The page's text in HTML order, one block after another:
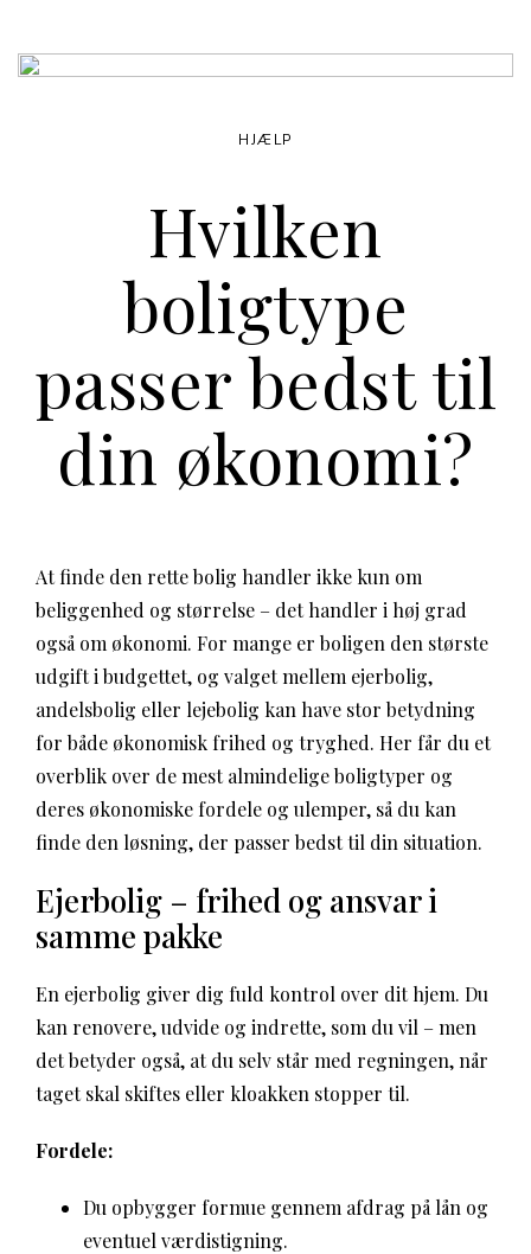
Hvilken
boligtype
passer bedst til
din økonomi?
HJÆLP
At finde den rette bolig handler ikke kun om
beliggenhed og størrelse – det handler i høj grad
også om økonomi. For mange er boligen den største
udgift i budgettet, og valget mellem ejerbolig,
andelsbolig eller lejebolig kan have stor betydning
for både økonomisk frihed og tryghed. Her får du et
overblik over de mest almindelige boligtyper og
deres økonomiske fordele og ulemper, så du kan
finde den løsning, der passer bedst til din situation.
Ejerbolig – frihed og ansvar i
samme pakke
En ejerbolig giver dig fuld kontrol over dit hjem. Du
kan renovere, udvide og indrette, som du vil – men
det betyder også, at du selv står med regningen, når
taget skal skiftes eller kloakken stopper til.
Fordele:
Du opbygger formue gennem afdrag på lån og
eventuel værdistigning.